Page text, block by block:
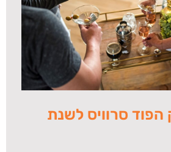
סרוויס לשנת